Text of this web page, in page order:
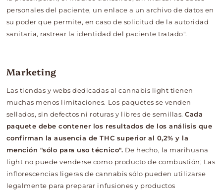
personales del paciente, un enlace a un archivo de datos en
su poder que permite, en caso de solicitud de la autoridad
sanitaria, rastrear la identidad del paciente tratado".
Marketing
Las tiendas y webs dedicadas al cannabis light tienen
muchas menos limitaciones. Los paquetes se venden
sellados, sin defectos ni roturas y libres de semillas.Cada
paquete debe contener los resultados de los análisis que
confirman la ausencia de THC superior al 0,2% y la
mención "sólo para uso técnico". De hecho, la marihuana
light no puede venderse como producto de combustión; Las
inflorescencias ligeras de cannabis sólo pueden utilizarse
legalmente para preparar infusiones y productos